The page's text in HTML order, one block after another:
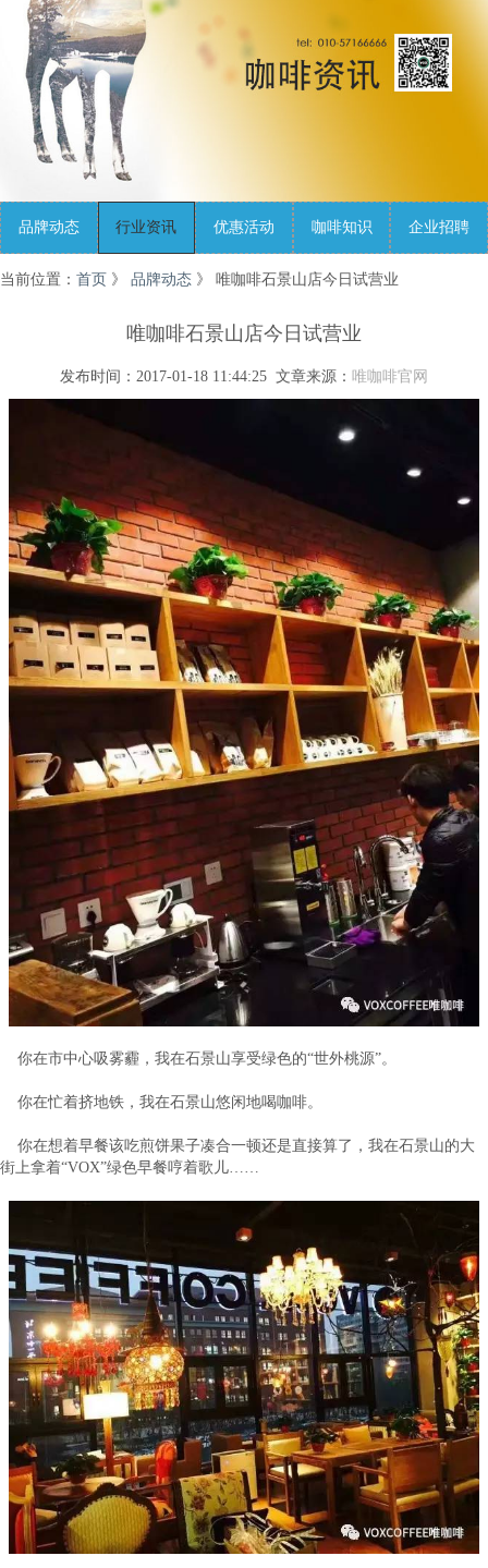
品牌动态 行业资讯 优惠活动 咖啡知识 企业招聘
当前位置： 首页 》 品牌动态 》 唯咖啡石景山店今日试营业
唯咖啡石景山店今日试营业
发布时间：2017-01-18 11:44:25 文章来源： 唯咖啡官网
你在市中心吸雾霾，我在石景山享受绿色的“世外桃源”。
你在忙着挤地铁，我在石景山悠闲地喝咖啡。
你在想着早餐该吃煎饼果子凑合一顿还是直接算了，我在石景山的大
街上拿着“VOX”绿色早餐哼着歌儿……